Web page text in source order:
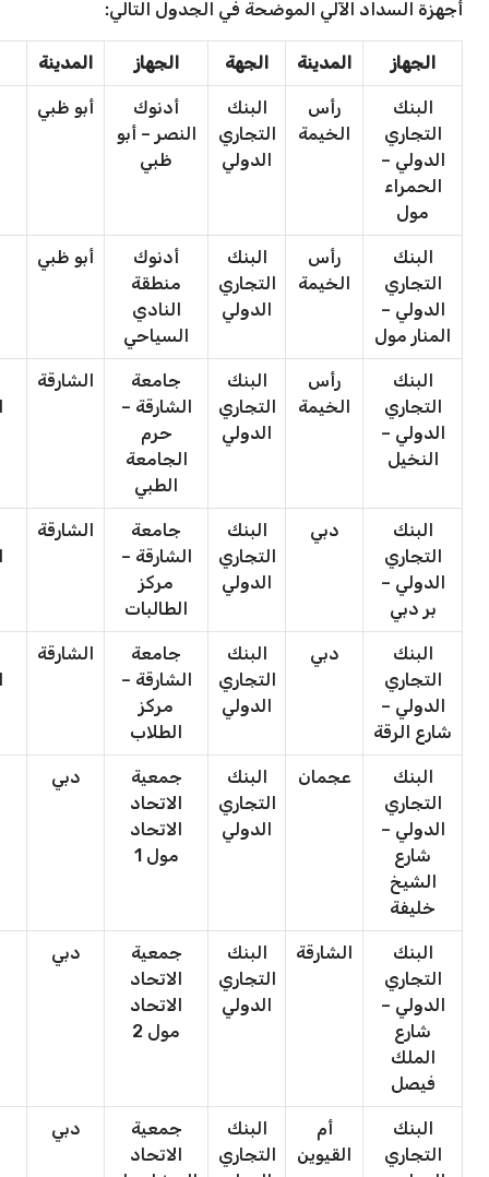
أجهزة السداد الآلي الموضحة في الجدول التالي:
الجهاز المدينة الجهة الجهاز المدينة
البنك
التجاري
الدولي –
الحمراء
مول
رأس
الخيمة
البنك
التجاري
الدولي
أدنوك
النصر – أبو
ظبي
أبو ظبي
البنك
التجاري
الدولي –
المنار مول
رأس
الخيمة
البنك
التجاري
الدولي
أدنوك
منطقة
النادي
السياحي
أبو ظبي
البنك
التجاري
الدولي –
النخيل
رأس
الخيمة
البنك
التجاري
الدولي
جامعة
الشارقة –
حرم
الجامعة
الطبي
الشارقة
البنك
التجاري
الدولي –
بر دبي
دبي
البنك
التجاري
الدولي
جامعة
الشارقة –
مركز
الطالبات
الشارقة
البنك
التجاري
الدولي –
شارع الرقة
دبي
البنك
التجاري
الدولي
جامعة
الشارقة –
مركز
الطلاب
الشارقة
البنك
التجاري
الدولي –
شارع
الشيخ
خليفة
عجمان
البنك
التجاري
الدولي
جمعية
الاتحاد
الاتحاد
مول 1
دبي
البنك
التجاري
الدولي –
شارع
الملك
فيصل
الشارقة
البنك
التجاري
الدولي
جمعية
الاتحاد
الاتحاد
مول 2
دبي
البنك
التجاري
أم
القيوين
البنك
التجاري
جمعية
الاتحاد
دبي